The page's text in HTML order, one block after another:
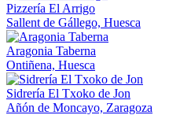
Pizzería El Arrigo
Sallent de Gállego, Huesca
Aragonia Taberna
Ontiñena, Huesca
Sidrería El Txoko de Jon
Añón de Moncayo, Zaragoza